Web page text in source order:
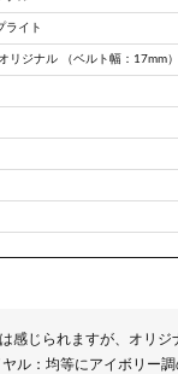
ライト
リジナル （ベルト幅：17mm）
感じられますが、オリジ
ル：均等にアイボリー